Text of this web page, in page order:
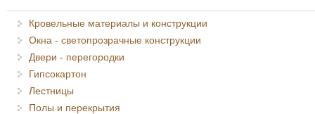
Кровельные материалы и конструкции
Окна - светопрозрачные конструкции
Двери - перегородки
Гипсокартон
Лестницы
Полы и перекрытия